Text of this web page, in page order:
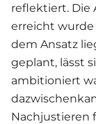
reflektiert. Die
erreicht
dem Ansatz
geplant, lässt
ambitioniert
Nachjustieren